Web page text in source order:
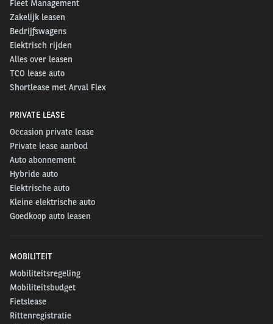
Fleet Management
Zakelijk leasen
Bedrijfswagens
Elektrisch rijden
Alles over leasen
TCO lease auto
Shortlease met Arval Flex
PRIVATE LEASE
Occasion private lease
Private lease aanbod
Auto abonnement
Hybride auto
Elektrische auto
Kleine elektrische auto
Goedkoop auto leasen
MOBILITEIT
Mobiliteitsregeling
Mobiliteitsbudget
Fietslease
Rittenregistratie